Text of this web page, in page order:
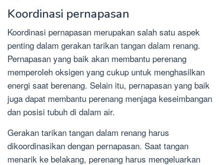
Koordinasi pernapasan
Koordinasi pernapasan merupakan salah satu aspek
penting dalam gerakan tarikan tangan dalam renang.
Pernapasan yang baik akan membantu perenang
memperoleh oksigen yang cukup untuk menghasilkan
energi saat berenang. Selain itu, pernapasan yang baik
juga dapat membantu perenang menjaga keseimbangan
dan posisi tubuh di dalam air.
Gerakan tarikan tangan dalam renang harus
dikoordinasikan dengan pernapasan. Saat tangan
menarik ke belakang, perenang harus mengeluarkan